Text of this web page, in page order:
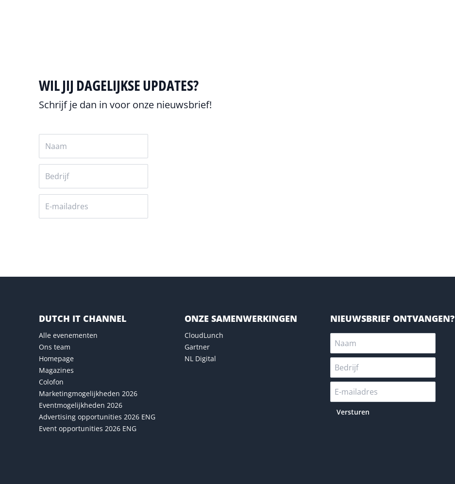
WIL JIJ DAGELIJKSE UPDATES?
Schrijf je dan in voor onze nieuwsbrief!
DUTCH IT CHANNEL
Alle evenementen
Ons team
Homepage
Magazines
Colofon
Marketingmogelijkheden 2026
Eventmogelijkheden 2026
Advertising opportunities 2026 ENG
Event opportunities 2026 ENG
ONZE SAMENWERKINGEN
CloudLunch
Gartner
NL Digital
NIEUWSBRIEF ONTVANGEN?
Versturen